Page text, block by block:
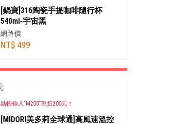
[鍋寶]316陶瓷手提咖啡隨行杯
540ml-宇宙黑
網路價
NT$ 499
結帳輸入"M200"現折200元！
[MIDORI美多莉全球通]高風速溫控